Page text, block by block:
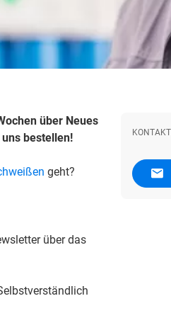
über Neues
bestellen!
geht?
über das